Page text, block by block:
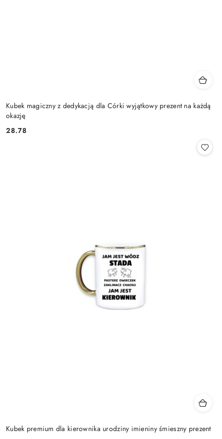
Kubek magiczny z dedykacją dla Córki wyjątkowy prezent na każdą
okazję
Cena:
28.78
Kubek premium dla kierownika urodziny imieniny śmieszny prezent